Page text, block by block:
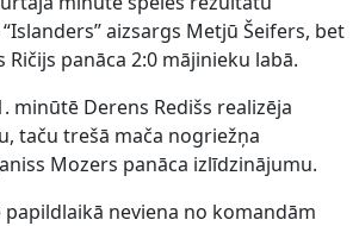
aizsargs Metjū Šeifers, bet
Ričijs panāca 2:0 mājinieku labā.
minūtē Derens Redišs realizēja
taču trešā mača nogriežņa
Mozers panāca izlīdzinājumu.
papildlaikā neviena no komandām